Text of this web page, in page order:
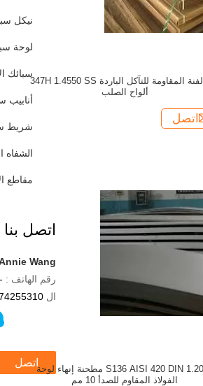
نيكل
لوحة
سبائك
أنابيب
شريط
الشفاه
مقاطع
اتصل بنا
Wang
رقم الهاتف : -86-21-67890007
ال WhatsApp :
اتصل
المدلفنة المقاومة للتآكل الباردة 347H 1.4550 SS
ألواح الصلب
اتصل
S136 AISI 420 DIN 1.2083 مطحنة إنهاء لوحة
الفولاذ المقاوم للصدأ 10 مم